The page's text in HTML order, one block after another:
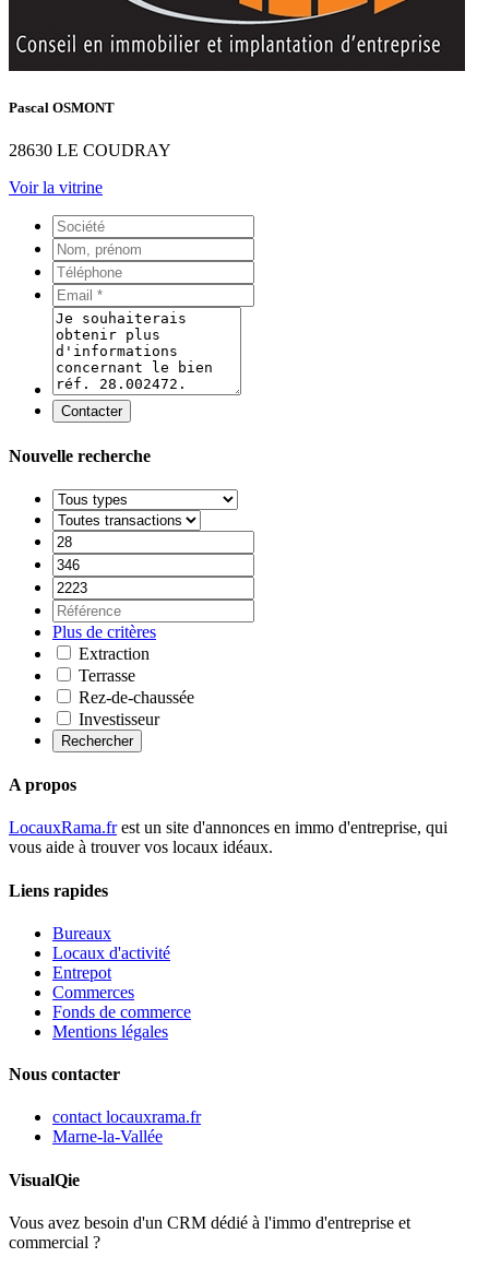
Pascal OSMONT
28630 LE COUDRAY
Voir la vitrine
Contacter
Nouvelle recherche
Plus de critères
Extraction
Terrasse
Rez-de-chaussée
Investisseur
Rechercher
A propos
LocauxRama.frest un site d'annonces en immo d'entreprise, qui
vous aide à trouver vos locaux idéaux.
Liens rapides
Bureaux
Locaux d'activité
Entrepot
Commerces
Fonds de commerce
Mentions légales
Nous contacter
contactlocauxrama.fr
Marne-la-Vallée
VisualQie
Vous avez besoin d'un CRM dédié à l'immo d'entreprise et
commercial ?